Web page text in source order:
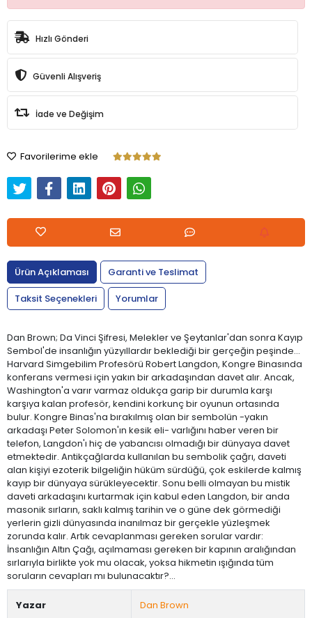
Hızlı Gönderi
Güvenli Alışveriş
İade ve Değişim
Favorilerime ekle
Ürün Açıklaması
Garanti ve Teslimat
Taksit Seçenekleri
Yorumlar
Dan Brown; Da Vinci Şifresi, Melekler ve Şeytanlar'dan sonra Kayıp
Sembol'de insanlığın yüzyıllardır beklediği bir gerçeğin peşinde...
Harvard Simgebilim Profesörü Robert Langdon, Kongre Binasında
konferans vermesi için yakın bir arkadaşından davet alır. Ancak,
Washington'a varır varmaz oldukça garip bir durumla karşı
karşıya kalan profesör, kendini korkunç bir oyunun ortasında
bulur. Kongre Binas'na bırakılmış olan bir sembolün -yakın
arkadaşı Peter Solomon'ın kesik eli- varlığını haber veren bir
telefon, Langdon'ı hiç de yabancısı olmadığı bir dünyaya davet
etmektedir. Antikçağlarda kullanılan bu sembolik çağrı, daveti
alan kişiyi ezoterik bilgeliğin hüküm sürdüğü, çok eskilerde kalmış
kayıp bir dünyaya sürükleyecektir. Sonu belli olmayan bu mistik
daveti arkadaşını kurtarmak için kabul eden Langdon, bir anda
masonik sırların, saklı kalmış tarihin ve o güne dek görmediği
yerlerin gizli dünyasında inanılmaz bir gerçekle yüzleşmek
zorunda kalır. Artık cevaplanması gereken sorular vardır:
İnsanlığın Altın Çağı, açılmaması gereken bir kapının aralığından
sırlarıyla birlikte yok mu olacak, yoksa hikmetin ışığında tüm
soruların cevapları mı bulunacaktır?...
Yazar Dan Brown